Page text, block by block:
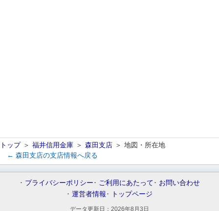
トップ 福井信用金庫 森田支店
地図・所在地
← 森田支店の支店情報へ戻る
プライバシーポリシー ご利用にあたって
お問い合わせ
運営者情報
トップページ
データ更新日： 2026年8月3日